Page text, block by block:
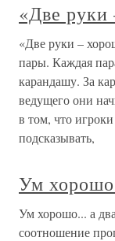
«Две руки
«Две руки –
пары. Каждая
карандашу. За
ведущего они
в том, что
подсказывать,
Ум
Ум хорошо... а
соотношение